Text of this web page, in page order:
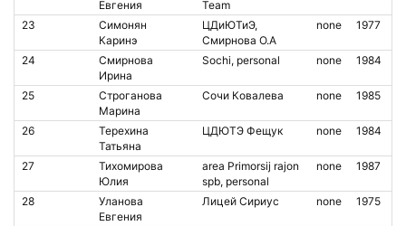
Евгения
Team
23
Симонян
Каринэ
ЦДиЮТиЭ,
Смирнова О.А
none 1977
24
Смирнова
Ирина
Sochi, personal none 1984
25
Строганова
Марина
Сочи Ковалева none 1985
26
Терехина
Татьяна
ЦДЮТЭ Фещук none 1984
27
Тихомирова
Юлия
area Primorsij rajon
spb, personal
none 1987
28
Уланова
Евгения
Лицей Сириус none 1975